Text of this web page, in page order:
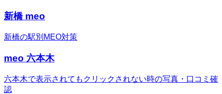
新橋 meo
新橋の駅別MEO対策
meo 六本木
六本木で表示されてもクリックされない時の写真・口コミ確
認